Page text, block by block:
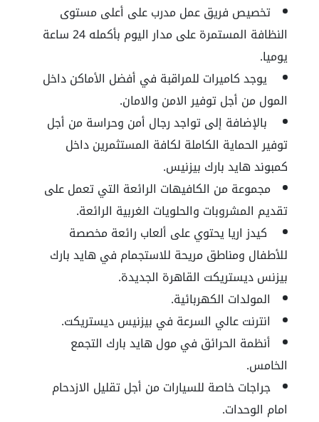
تخصيص فريق عمل مدرب على أعلى مستوى
النظافة المستمرة على مدار اليوم بأكمله 24 ساعة
يوميا.
يوجد كاميرات للمراقبة في أفضل الأماكن داخل
المول من أجل توفير الامن والامان.
بالإضافة إلى تواجد رجال أمن وحراسة من أجل
توفير الحماية الكاملة لكافة المستثمرين داخل
كمبوند هايد بارك بيزنيس.
مجموعة من الكافيهات الرائعة التي تعمل على
تقديم المشروبات والحلويات الغربية الرائعة.
كيدز اريا يحتوي على ألعاب رائعة مخصصة
للأطفال ومناطق مريحة للاستجمام في هايد بارك
بيزنس ديستريكت القاهرة الجديدة.
المولدات الكهربائية.
انترنت عالي السرعة في بيزنيس ديستريكت.
أنظمة الحرائق في مول هايد بارك التجمع
الخامس.
جراجات خاصة للسيارات من أجل تقليل الازدحام
امام الوحدات.